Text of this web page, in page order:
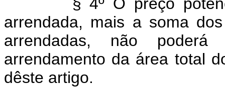
arrendada, mais a soma
arrendadas, não
arrendamento da área total
dêste artigo.